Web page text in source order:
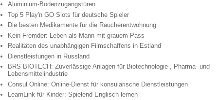
Aluminium-Bodenzugangstüren
Top 5 Play'n GO Slots für deutsche Spieler
Die besten Medikamente für die Raucherentwöhnung
Kein Fremder: Leben als Mann mit grauem Pass
Realitäten des unabhängigen Filmschaffens in Estland
Dienstleistungen in Russland
BRS BIOTECH: Zuverlässige Anlagen für Biotechnologie-, Pharma- und
Lebensmittelindustrie
Consul Online: Online-Dienst für konsularische Dienstleistungen
LearnLink für Kinder: Spielend Englisch lernen